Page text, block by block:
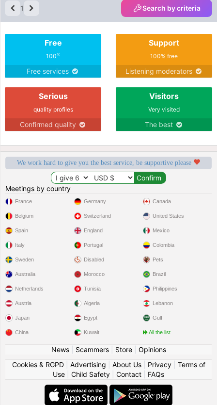
1 Search by criteria
Free
100%
Free services
Support
100% free
Listening moderators
Serious
quality profiles
Confirmed quality
Visitors
Very visited
The best
We work hard to give you the best service, be supportive please
Meetings by country
France
Belgium
Spain
Italy
Sweden
Germany
Switzerland
England
Portugal
Disabled
Canada
United States
Mexico
Colombia
Pets
Australia
Netherlands
Austria
Japan
China
Morocco
Tunisia
Algeria
Egypt
Kuwait
Brazil
Philippines
Lebanon
Gulf
All the list
News| Scammers| Store| Opinions
Cookies & RGPD| Advertising About Us| Privacy| Terms of
Use
Child Safety Contact FAQs